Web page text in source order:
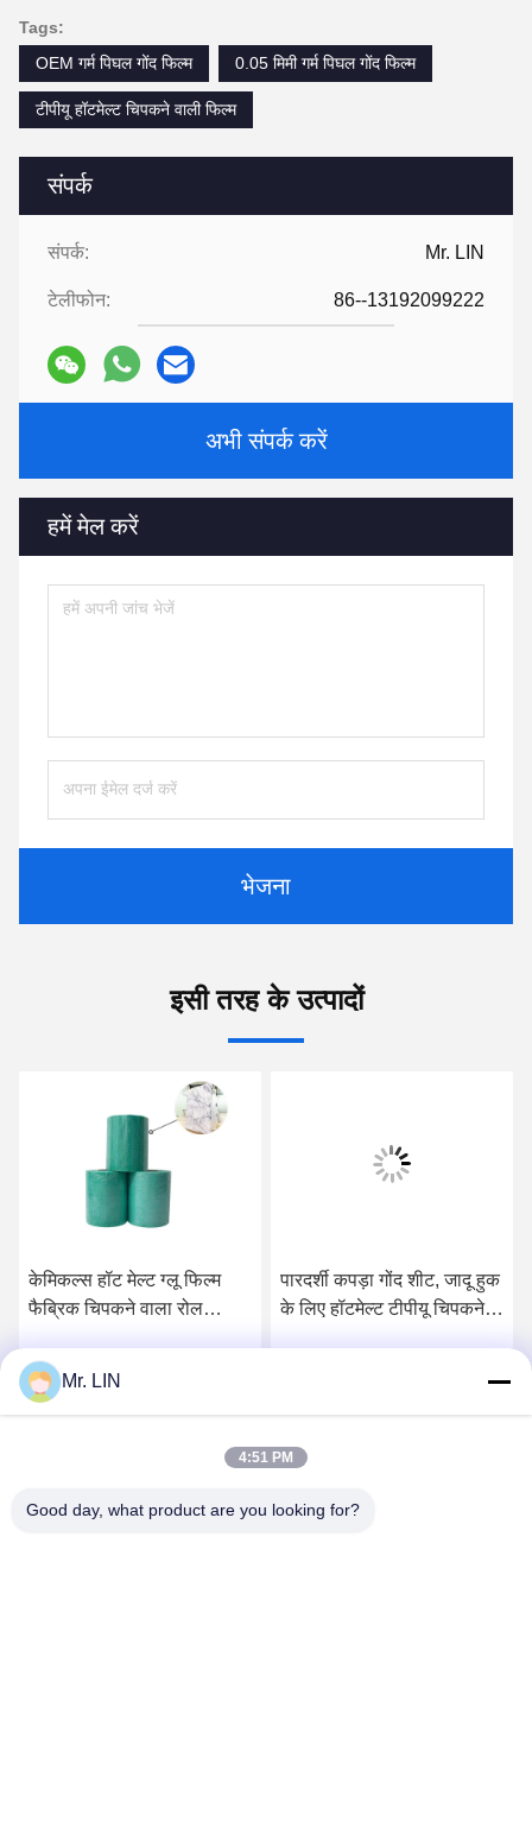
संपर्क
संपर्क: Mr. LIN
टेलीफोन: 86--13192099222
अभी संपर्क करें
हमें मेल करें
भेजना
Tags:
OEM गर्म पिघल गोंद फिल्म
0.05 मिमी गर्म पिघल गोंद फिल्म
टीपीयू हॉटमेल्ट चिपकने वाली फिल्म
इसी तरह के उत्पादों
केमिकल्स हॉट मेल्ट ग्लू फिल्म
फैब्रिक चिपकने वाला रोल
Ipad केस के लिए:
सर्वोत्तम मूल्य प्राप्त करें
पारदर्शी कपड़ा गोंद शीट, जादू हुक
के लिए हॉटमेल्ट टीपीयू चिपकने
Mr. LIN
4:51 PM
Good day, what product are you looking for?